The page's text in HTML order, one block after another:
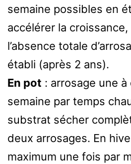
semaine possibles en
accélérer la
l’absence totale
établi (après 2 ans).
En pot : arrosage une
semaine par temps
substrat sécher
deux arrosages. En
maximum une fois par